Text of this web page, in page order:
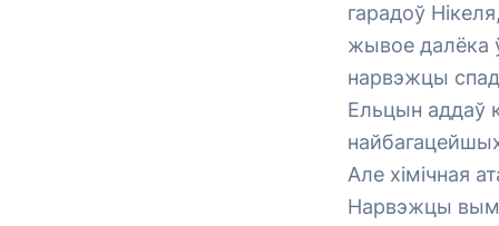
гарадоў
жывое далёка
нарвэжцы
Ельцын аддаў
Але хімічная
Нарвэжцы